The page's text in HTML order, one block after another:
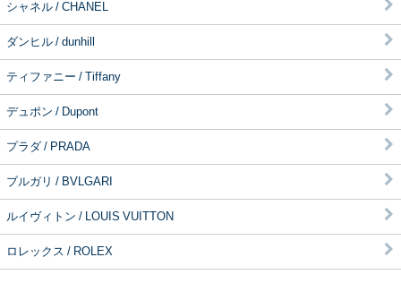
シャネル / CHANEL
ダンヒル / dunhill
ティファニー / Tiffany
デュポン / Dupont
プラダ / PRADA
ブルガリ / BVLGARI
ルイヴィトン / LOUIS VUITTON
ロレックス / ROLEX